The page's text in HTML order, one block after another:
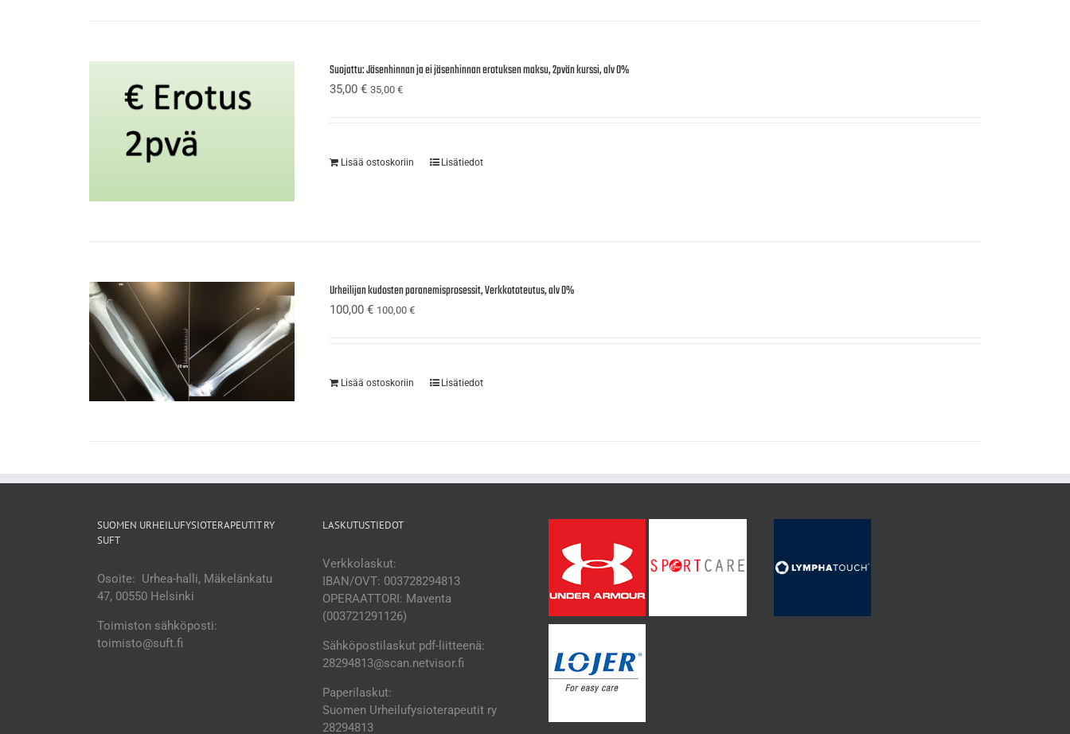
Suojattu: Jäsenhinnan ja ei jäsenhinnan erotuksen maksu, 2pvän kurssi, alv 0%
35,00€ 35,00€
Lisää ostoskoriin Lisätiedot
Urheilijan kudosten paranemisprosessit, Verkkototeutus, alv 0%
100,00€ 100,00€
Lisää ostoskoriin Lisätiedot
SUOMEN URHEILUFYSIOTERAPEUTIT RY
SUFT
Osoite: Urhea-halli, Mäkelänkatu
47, 00550 Helsinki
Toimiston sähköposti:
toimisto@suft.fi
LASKUTUSTIEDOT
Verkkolaskut:
IBAN/OVT: 003728294813
OPERAATTORI: Maventa
(003721291126)
Sähköpostilaskut pdf-liitteenä:
28294813@scan.netvisor.fi
Paperilaskut:
Suomen Urheilufysioterapeutit ry
28294813